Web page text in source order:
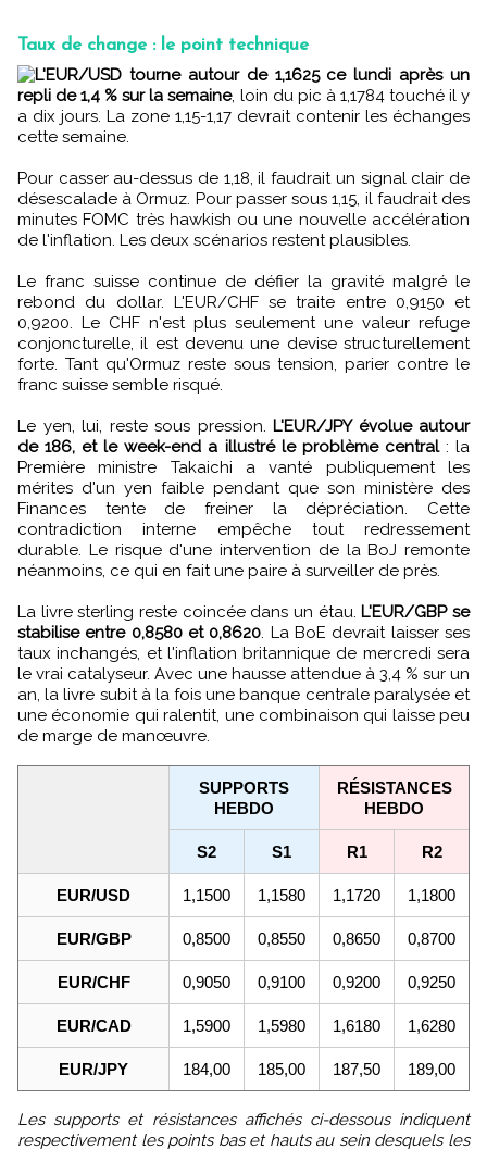
Taux de change : le point technique
L'EUR/USD tourne autour de 1,1625 ce lundi après un
repli de 1,4 % sur la semaine, loin du pic à 1,1784 touché il y
a dix jours. La zone 1,15-1,17 devrait contenir les échanges
cette semaine.
Pour casser au-dessus de 1,18, il faudrait un signal clair de
désescalade à Ormuz. Pour passer sous 1,15, il faudrait des
minutes FOMC très hawkish ou une nouvelle accélération
de l'inflation. Les deux scénarios restent plausibles.
Le franc suisse continue de défier la gravité malgré le
rebond du dollar. L'EUR/CHF se traite entre 0,9150 et
0,9200. Le CHF n'est plus seulement une valeur refuge
conjoncturelle, il est devenu une devise structurellement
forte. Tant qu'Ormuz reste sous tension, parier contre le
franc suisse semble risqué.
Le yen, lui, reste sous pression. L'EUR/JPY évolue autour
de 186, et le week-end a illustré le problème central: la
Première ministre Takaichi a vanté publiquement les
mérites d'un yen faible pendant que son ministère des
Finances tente de freiner la dépréciation. Cette
contradiction interne empêche tout redressement
durable. Le risque d'une intervention de la BoJ remonte
néanmoins, ce qui en fait une paire à surveiller de près.
La livre sterling reste coincée dans un étau. L'EUR/GBP se
stabilise entre 0,8580 et 0,8620. La BoE devrait laisser ses
taux inchangés, et l'inflation britannique de mercredi sera
le vrai catalyseur. Avec une hausse attendue à 3,4 % sur un
an, la livre subit à la fois une banque centrale paralysée et
une économie qui ralentit, une combinaison qui laisse peu
de marge de manœuvre.
SUPPORTS
HEBDO
RÉSISTANCES
HEBDO
S2 S1 R1 R2
EUR/USD 1,1500 1,1580 1,1720 1,1800
EUR/GBP 0,8500 0,8550 0,8650 0,8700
EUR/CHF 0,9050 0,9100 0,9200 0,9250
EUR/CAD 1,5900 1,5980 1,6180 1,6280
EUR/JPY 184,00 185,00 187,50 189,00
Les supports et résistances affichés ci-dessous indiquent
respectivement les points bas et hauts au sein desquels les